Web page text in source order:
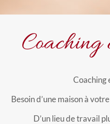
Coaching
Coaching
Besoin d’une maison à
D’un lieu de travail